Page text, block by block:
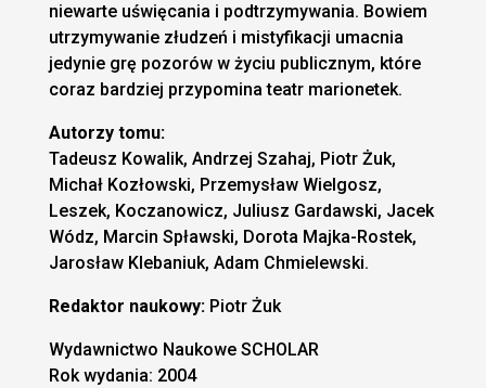
niewarte uświęcania i podtrzymywania. Bowiem
utrzymywanie złudzeń i mistyfikacji umacnia
jedynie grę pozorów w życiu publicznym, które
coraz bardziej przypomina teatr marionetek.
Autorzy tomu:
Tadeusz Kowalik, Andrzej Szahaj, Piotr Żuk,
Michał Kozłowski, Przemysław Wielgosz,
Leszek, Koczanowicz, Juliusz Gardawski, Jacek
Wódz, Marcin Spławski, Dorota Majka-Rostek,
Jarosław Klebaniuk, Adam Chmielewski.
Redaktor naukowy:Piotr Żuk
Wydawnictwo Naukowe SCHOLAR
Rok wydania: 2004